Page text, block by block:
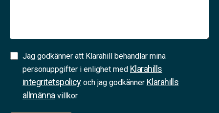
Samtycke
(Required)
Jag godkänner att Klarahill behandlar mina
personuppgifter i enlighet med Klarahills
integritetspolicyoch jag godkänner Klarahills
allmännavillkor